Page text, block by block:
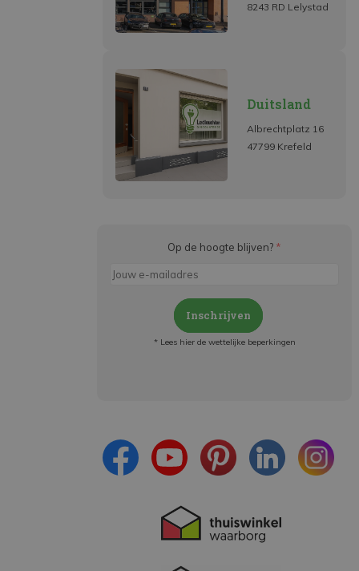
8243 RD Lelystad
Duitsland
Albrechtplatz 16
47799 Krefeld
Op de hoogte blijven? *
Inschrijven
* Lees hier de wettelijke beperkingen